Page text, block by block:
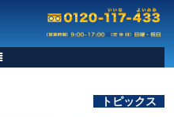
トピックス